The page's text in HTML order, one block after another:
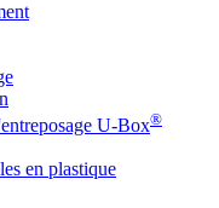
U-Box®
en plastique